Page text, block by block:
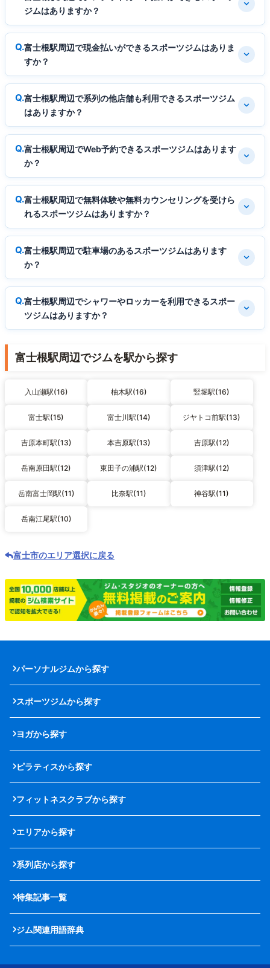
ジムはありますか？
富士根駅周辺で現金払いができるスポーツジムはありま
すか？
富士根駅周辺で系列の他店舗も利用できるスポーツジム
はありますか？
富士根駅周辺でWeb予約できるスポーツジムはあります
か？
富士根駅周辺で無料体験や無料カウンセリングを受けら
れるスポーツジムはありますか？
富士根駅周辺で駐車場のあるスポーツジムはあります
か？
富士根駅周辺でシャワーやロッカーを利用できるスポー
ツジムはありますか？
富士根駅周辺でジムを駅から探す
入山瀬駅(16) 柚木駅(16) 竪堀駅(16)
富士駅(15) 富士川駅(14) ジヤトコ前駅(13)
吉原本町駅(13) 本吉原駅(13) 吉原駅(12)
岳南原田駅(12) 東田子の浦駅(12) 須津駅(12)
岳南富士岡駅(11) 比奈駅(11) 神谷駅(11)
岳南江尾駅(10)
富士市のエリア選択に戻る
パーソナルジムから探す
スポーツジムから探す
ヨガから探す
ピラティスから探す
フィットネスクラブから探す
エリアから探す
系列店から探す
特集記事一覧
ジム関連用語辞典